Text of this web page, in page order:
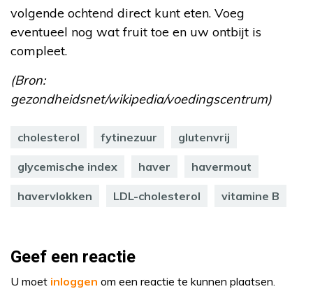
volgende ochtend direct kunt eten. Voeg
eventueel nog wat fruit toe en uw ontbijt is
compleet.
(Bron:
gezondheidsnet/wikipedia/voedingscentrum)
cholesterol fytinezuur glutenvrij
glycemische index haver havermout
havervlokken LDL-cholesterol vitamine B
Geef een reactie
U moet inloggen om een reactie te kunnen plaatsen.